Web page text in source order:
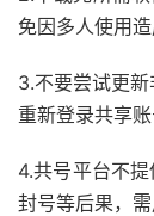
免因多人使用造
3.不要尝试更
重新登录共享账
4.共号平台不
封号等后果，需